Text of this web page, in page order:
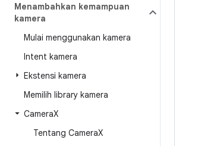
Menambahkan kemampuan
kamera
Mulai menggunakan kamera
Intent kamera
Ekstensi kamera
Memilih library kamera
CameraX
Tentang CameraX